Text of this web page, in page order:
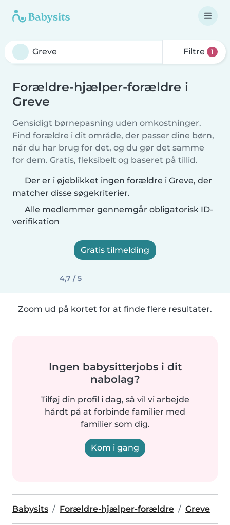
Filtre 1
Forældre-hjælper-forældre i
Greve
Gensidigt børnepasning uden omkostninger.
Find forældre i dit område, der passer dine børn,
når du har brug for det, og du gør det samme
for dem. Gratis, fleksibelt og baseret på tillid.
Der er i øjeblikket ingen forældre i Greve, der
matcher disse søgekriterier.
Alle medlemmer gennemgår obligatorisk ID-
verifikation
Gratis tilmelding
4,7 / 5
Zoom ud på kortet for at finde flere resultater.
Ingen babysitterjobs i dit
nabolag?
Tilføj din profil i dag, så vil vi arbejde
hårdt på at forbinde familier med
familier som dig.
Kom i gang
Babysits Forældre-hjælper-forældre Greve